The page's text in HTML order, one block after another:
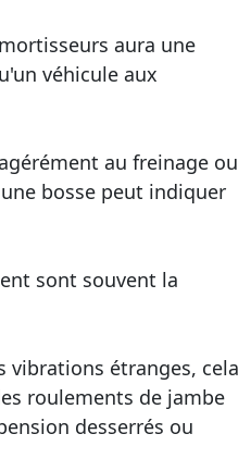
aura une
véhicule aux
au freinage ou
bosse peut indiquer
sont souvent la
vibrations étranges, cela
roulements de jambe
desserrés ou